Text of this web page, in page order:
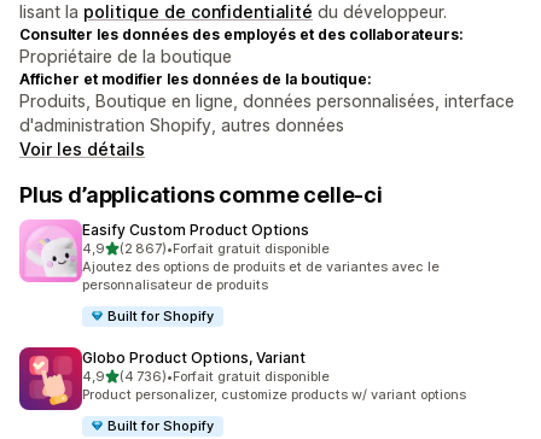
lisant la politique de confidentialité du développeur.
Consulter les données des employés et des collaborateurs:
Propriétaire de la boutique
Afficher et modifier les données de la boutique:
Produits, Boutique en ligne, données personnalisées, interface
d'administration Shopify, autres données
Voir les détails
Plus d’applications comme celle-ci
Easify Custom Product Options
4,9étoile(s) sur 5
(2 867)
2867 avis au total
•Forfait gratuit disponible
Ajoutez des options de produits et de variantes avec le
personnalisateur de produits
Built for Shopify
Globo Product Options, Variant
4,9étoile(s) sur 5
(4 736)
4736 avis au total
•Forfait gratuit disponible
Product personalizer, customize products w/ variant options
Built for Shopify